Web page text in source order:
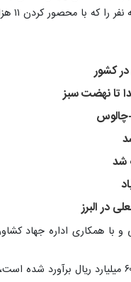
آن را به تملک خود در آورده بودند، شناسایی کردند.
تا نهضت سبز
در البرز
با همکاری اداره جهاد